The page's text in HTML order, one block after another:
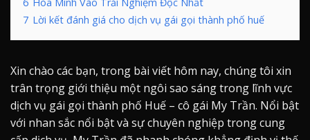
7 Lời kết đánh giá cho dịch vụ gái gọi thành phố huế
Xin chào các bạn, trong bài viết hôm nay, chúng tôi xin
trân trọng giới thiệu một ngôi sao sáng trong lĩnh vực
dịch vụ gái gọi thành phố Huế – cô gái My Trần. Nổi bật
với nhan sắc nổi bật và sự chuyên nghiệp trong cung